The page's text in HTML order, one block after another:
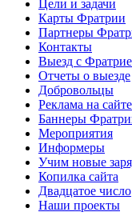
Цели и задачи
Карты Фратрии
Партнеры
Контакты
Выезд с
Отчеты о выезде
Добровольцы
Реклама на сайте
Баннеры
Мероприятия
Информеры
Учим новые
Копилка сайта
Двадцатое число
Наши проекты